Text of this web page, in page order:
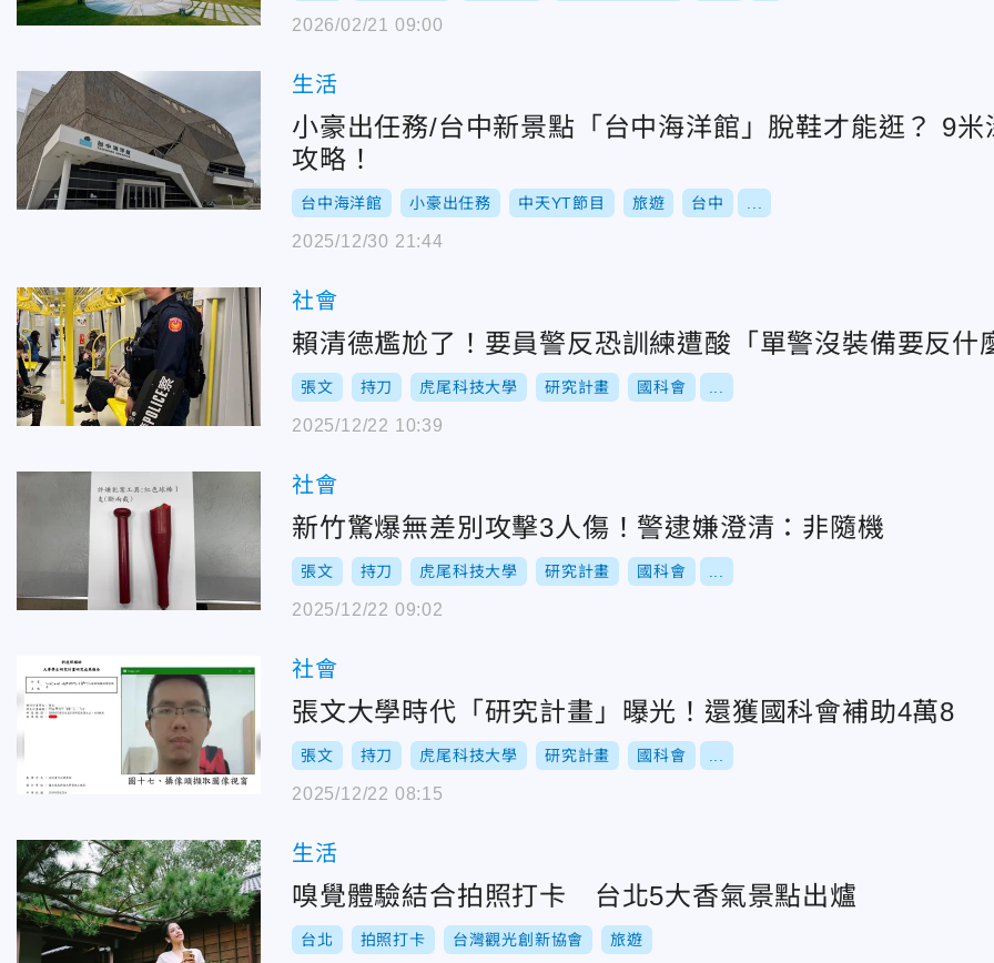
2026/02/21 09:00
生活
小豪出任務/台中新景點「台中海洋館」脫鞋才能逛？ 9
攻略！
台中海洋館 小豪出任務 中天YT節目 旅遊 台中
2025/12/30 21:44
社會
賴清德尷尬了！要員警反恐訓練遭酸「單警沒裝備要反什
張文 持刀 虎尾科技大學 研究計畫 國科會
2025/12/22 10:39
社會
新竹驚爆無差別攻擊3人傷！警逮嫌澄清：非隨機
張文 持刀 虎尾科技大學 研究計畫 國科會
2025/12/22 09:02
社會
張文大學時代「研究計畫」曝光！還獲國科會補助4萬8
張文 持刀 虎尾科技大學 研究計畫 國科會
2025/12/22 08:15
生活
嗅覺體驗結合拍照打卡 台北5大香氣景點出爐
台北 拍照打卡 台灣觀光創新協會 旅遊